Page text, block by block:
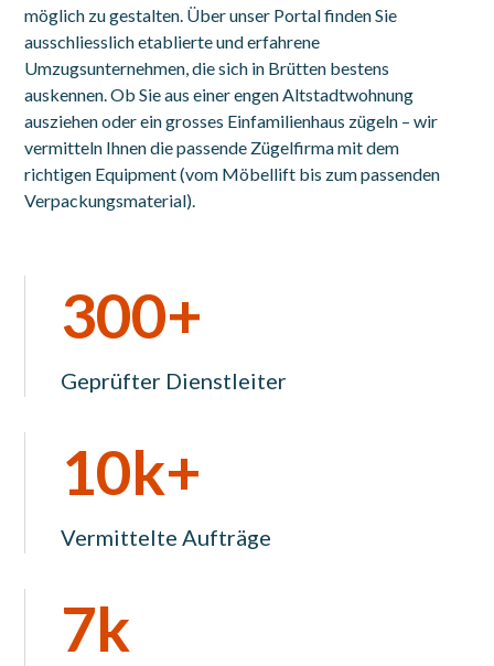
möglich zu gestalten. Über unser Portal finden Sie
ausschliesslich etablierte und erfahrene
Umzugsunternehmen, die sich in Brütten bestens
auskennen. Ob Sie aus einer engen Altstadtwohnung
ausziehen oder ein grosses Einfamilienhaus zügeln – wir
vermitteln Ihnen die passende Zügelfirma mit dem
richtigen Equipment (vom Möbellift bis zum passenden
Verpackungsmaterial).
300+
Geprüfter Dienstleiter
10k+
Vermittelte Aufträge
7k